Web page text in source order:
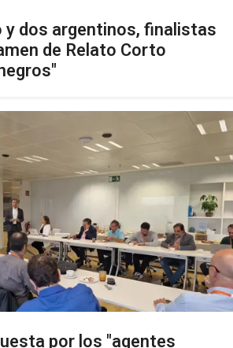
y dos argentinos, finalistas
de Relato Corto
por los "agentes